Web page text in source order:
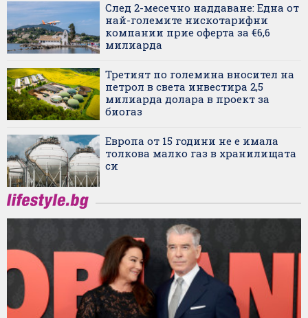
След 2-месечно наддаване: Една от
най-големите нискотарифни
компании прие оферта за €6,6
милиарда
Третият по големина вносител на
петрол в света инвестира 2,5
милиарда долара в проект за
биогаз
Европа от 15 години не е имала
толкова малко газ в хранилищата
си